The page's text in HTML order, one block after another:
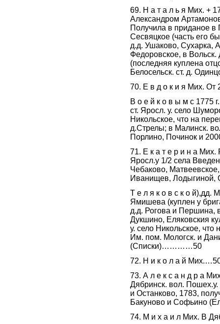
69. Н а т а л ь я Мих. +
Александром
Получила в приданое в
Сесвяцкое (часть его
д.д. Ушаково, Сухарка,
Федоровское, в
(последняя куплена
Белосельск. ст. д.
70. Е в д о к и я Мих. От
В о е й к о в ы м с 1775
ст. Яросл. у. село
Никольское, что на
д.Стрелы; в Малинск.
Порлино, Починок и
71. Е к а т е р и н а Мих.
Яросл.у 1/2 села
Чебаково,
Иванищев, Лодыгиной,
Т е л я к о в с к о й),дд.
Ямишева (куплен у
д.д. Рогова и Першина,
Дукшино, Еляковския
у. село Никольское,
Им. пом. Мологск. и
(Списки)…………50
72. Н и к о л а й
73. А л е к с а н д р а
Дябринск. вол. Пошех.у.
и Останково, 1783,
Бакуново и Софьино
74. М и х а и л Мих. В